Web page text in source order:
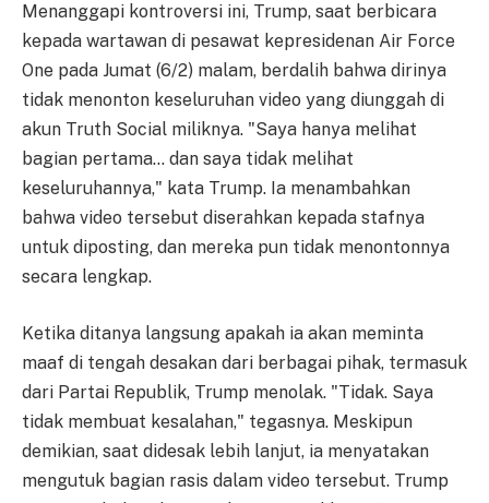
Menanggapi kontroversi ini, Trump, saat berbicara
kepada wartawan di pesawat kepresidenan Air Force
One pada Jumat (6/2) malam, berdalih bahwa dirinya
tidak menonton keseluruhan video yang diunggah di
akun Truth Social miliknya. "Saya hanya melihat
bagian pertama… dan saya tidak melihat
keseluruhannya," kata Trump. Ia menambahkan
bahwa video tersebut diserahkan kepada stafnya
untuk diposting, dan mereka pun tidak menontonnya
secara lengkap.
Ketika ditanya langsung apakah ia akan meminta
maaf di tengah desakan dari berbagai pihak, termasuk
dari Partai Republik, Trump menolak. "Tidak. Saya
tidak membuat kesalahan," tegasnya. Meskipun
demikian, saat didesak lebih lanjut, ia menyatakan
mengutuk bagian rasis dalam video tersebut. Trump